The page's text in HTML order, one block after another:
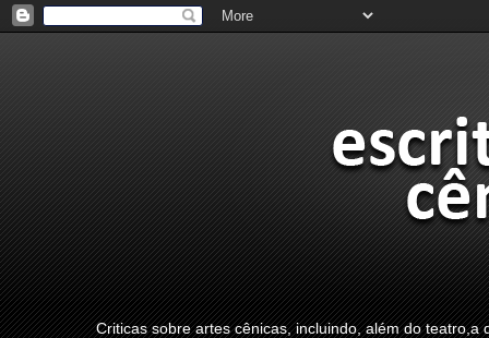
Criticas sobre artes cênicas, incluindo, além do